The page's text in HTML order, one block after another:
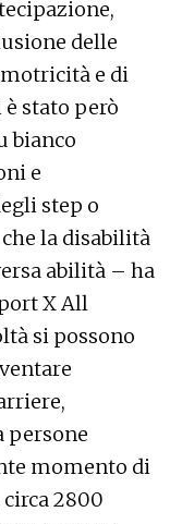
delle
e di
è stato però
bianco
e
step o
la disabilità
abilità – ha
X All
si possono
persone
momento di
2800